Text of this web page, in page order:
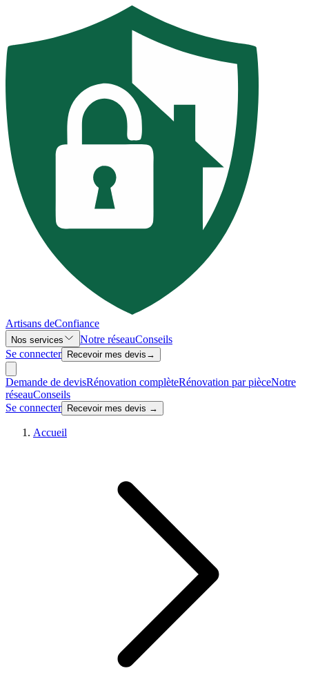
Artisans deConfiance
Nos services Notre réseauConseils
Se connecter
Recevoir mes devis →
Demande de devisRénovation complèteRénovation par pièceNotre
réseauConseils
Se connecter
Recevoir mes devis →
Accueil